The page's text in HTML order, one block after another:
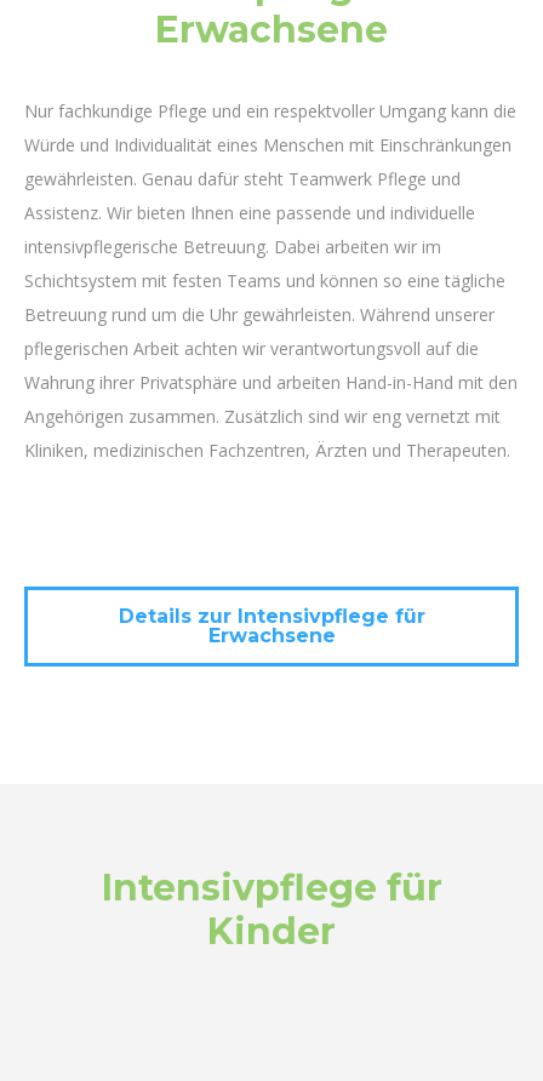
Erwachsene
Nur fachkundige Pflege und ein respektvoller Umgang kann die
Würde und Individualität eines Menschen mit Einschränkungen
gewährleisten. Genau dafür steht Teamwerk Pflege und
Assistenz. Wir bieten Ihnen eine passende und individuelle
intensivpflegerische Betreuung. Dabei arbeiten wir im
Schichtsystem mit festen Teams und können so eine tägliche
Betreuung rund um die Uhr gewährleisten. Während unserer
pflegerischen Arbeit achten wir verantwortungsvoll auf die
Wahrung ihrer Privatsphäre und arbeiten Hand-in-Hand mit den
Angehörigen zusammen. Zusätzlich sind wir eng vernetzt mit
Kliniken, medizinischen Fachzentren, Ärzten und Therapeuten.
Details zur Intensivpflege für
Erwachsene
Intensivpflege für
Kinder